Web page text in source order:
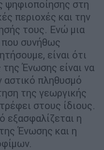
ψηφιοποίησης στη
περιοχές και την
τους. Ενώ μια
που συνήθως
είναι ότι
Ένωσης είναι να
αστικό πληθυσμό
της γεωργικής
στους ίδιους.
εξασφαλίζεται η
Ένωσης και η